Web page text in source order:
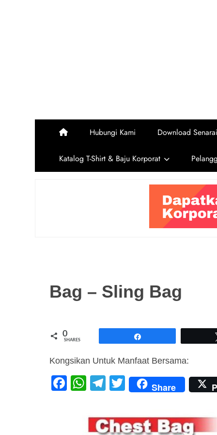
Hubungi Kami Download
Katalog T-Shirt & Baju Korporat
Bag – Sling Bag
0
SHARES
Kongsikan Untuk Manfaat Bersama:
F
W
at
s
T
e
gr
T
tt
er
Share